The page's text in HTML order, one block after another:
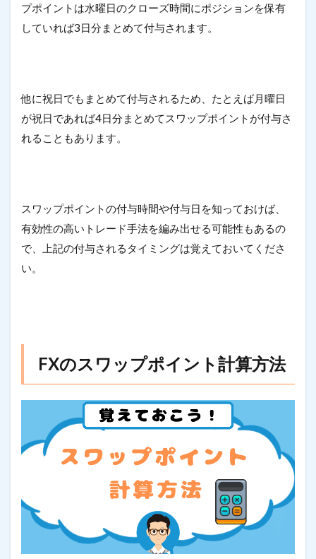
プポイントは水曜日のクローズ時間にポジションを保有
していれば3日分まとめて付与されます。
他に祝日でもまとめて付与されるため、たとえば月曜日
が祝日であれば4日分まとめてスワップポイントが付与さ
れることもあります。
スワップポイントの付与時間や付与日を知っておけば、
有効性の高いトレード手法を編み出せる可能性もあるの
で、上記の付与されるタイミングは覚えておいてくださ
い。
FXのスワップポイント計算方法